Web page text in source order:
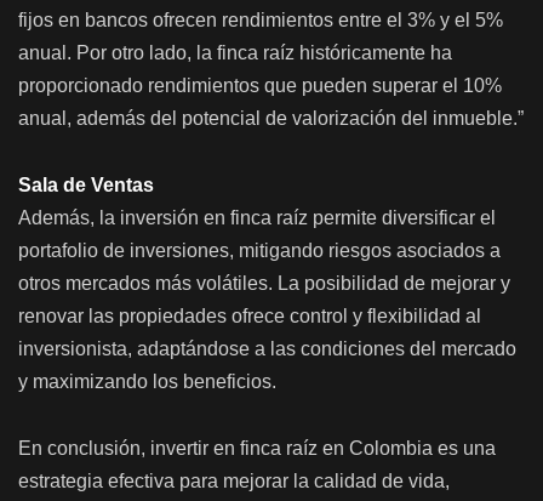
fijos en bancos ofrecen rendimientos entre el 3% y el 5%
anual. Por otro lado, la finca raíz históricamente ha
proporcionado rendimientos que pueden superar el 10%
anual, además del potencial de valorización del inmueble.”
Sala de Ventas
Además, la inversión en finca raíz permite diversificar el
portafolio de inversiones, mitigando riesgos asociados a
otros mercados más volátiles. La posibilidad de mejorar y
renovar las propiedades ofrece control y flexibilidad al
inversionista, adaptándose a las condiciones del mercado
y maximizando los beneficios.
En conclusión, invertir en finca raíz en Colombia es una
estrategia efectiva para mejorar la calidad de vida,